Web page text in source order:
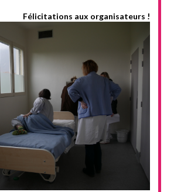
Félicitations aux organisateurs !